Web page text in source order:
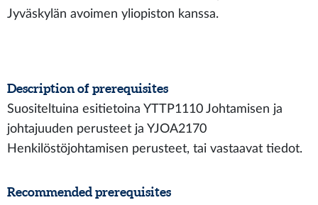
Jyväskylän avoimen yliopiston kanssa.
Description of prerequisites
Suositeltuina esitietoina YTTP1110 Johtamisen ja
johtajuuden perusteet ja YJOA2170
Henkilöstöjohtamisen perusteet, tai vastaavat tiedot.
Recommended prerequisites